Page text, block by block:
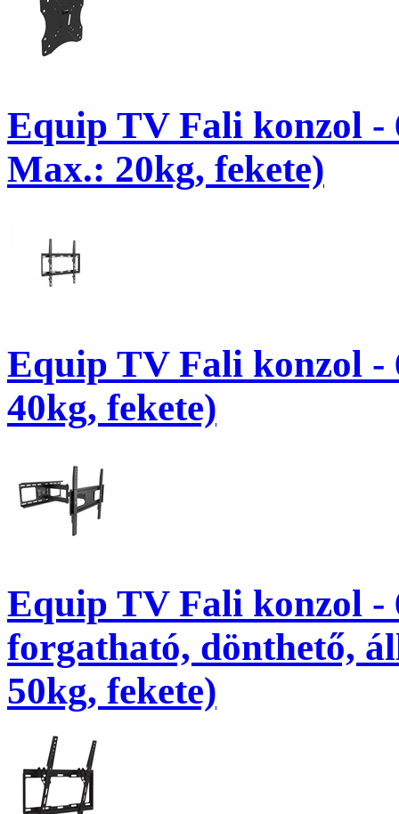
Equip TV Fali konzol -
Max.: 20kg, fekete)
Equip TV Fali konzol
40kg, fekete)
Equip TV Fali konzol -
forgatható, dönthető,
50kg, fekete)